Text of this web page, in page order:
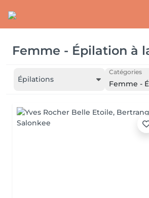
Femme - Épilation à
Épilations
Catégories
Femme -